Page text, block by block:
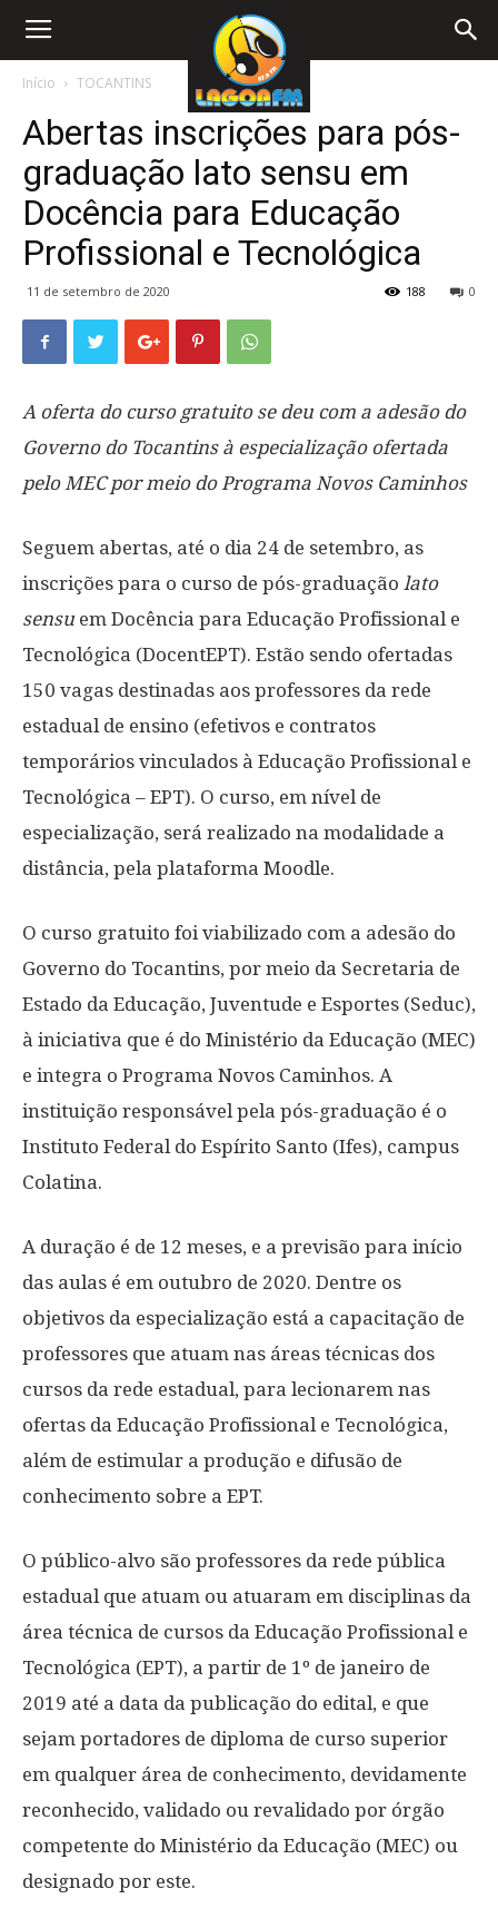
Início TOCANTINS
Abertas inscrições para pós-
graduação lato sensu em
Docência para Educação
Profissional e Tecnológica
11 de setembro de 2020 0
188
A oferta do curso gratuito se deu com a adesão do
Governo do Tocantins à especialização ofertada
pelo MEC por meio do Programa Novos Caminhos
Seguem abertas, até o dia 24 de setembro, as
inscrições para o curso de pós-graduação lato
sensu em Docência para Educação Profissional e
Tecnológica (DocentEPT). Estão sendo ofertadas
150 vagas destinadas aos professores da rede
estadual de ensino (efetivos e contratos
temporários vinculados à Educação Profissional e
Tecnológica – EPT). O curso, em nível de
especialização, será realizado na modalidade a
distância, pela plataforma Moodle.
O curso gratuito foi viabilizado com a adesão do
Governo do Tocantins, por meio da Secretaria de
Estado da Educação, Juventude e Esportes (Seduc),
à iniciativa que é do Ministério da Educação (MEC)
e integra o Programa Novos Caminhos. A
instituição responsável pela pós-graduação é o
Instituto Federal do Espírito Santo (Ifes), campus
Colatina.
A duração é de 12 meses, e a previsão para início
das aulas é em outubro de 2020. Dentre os
objetivos da especialização está a capacitação de
professores que atuam nas áreas técnicas dos
cursos da rede estadual, para lecionarem nas
ofertas da Educação Profissional e Tecnológica,
além de estimular a produção e difusão de
conhecimento sobre a EPT.
O público-alvo são professores da rede pública
estadual que atuam ou atuaram em disciplinas da
área técnica de cursos da Educação Profissional e
Tecnológica (EPT), a partir de 1º de janeiro de
2019 até a data da publicação do edital, e que
sejam portadores de diploma de curso superior
em qualquer área de conhecimento, devidamente
reconhecido, validado ou revalidado por órgão
competente do Ministério da Educação (MEC) ou
designado por este.